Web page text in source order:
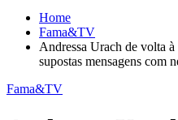
Home
Fama&TV
Andressa Urach de volta
supostas mensagens com
Fama&TV